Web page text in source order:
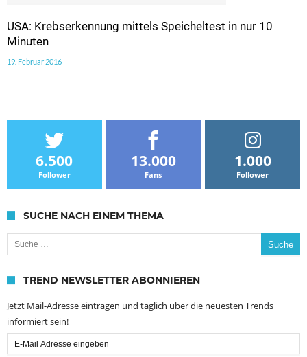
USA: Krebserkennung mittels Speicheltest in nur 10
Minuten
19. Februar 2016
6.500
Follower
13.000
Fans
1.000
Follower
SUCHE NACH EINEM THEMA
Suche nach:
TREND NEWSLETTER ABONNIEREN
Jetzt Mail-Adresse eintragen und täglich über die neuesten Trends
informiert sein!
Email
Subscription